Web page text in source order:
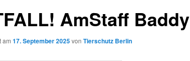
AmStaff Baddy
am 17. September 2025von Tierschutz Berlin